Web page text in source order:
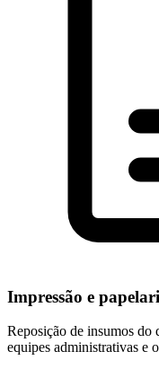
Impressão e
Reposição de insumos do
equipes administrativas e